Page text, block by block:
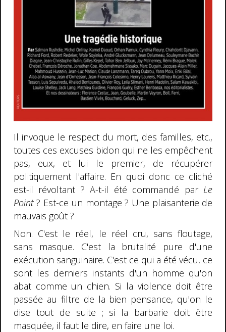
Il invoque le respect du mort, des familles, etc.,
toutes ces excuses bidon qui ne les empêchent
pas, eux, et lui le premier, de récupérer
politiquement l'affaire. En quoi donc ce cliché
est-il révoltant ? A-t-il été commandé par Le
Point? Est-ce un montage ? Une plaisanterie de
mauvais goût ?
Non. C'est le réel, le réel cru, sans floutage,
sans masque. C'est la brutalité pure d'une
exécution sanguinaire. C'est ce qui a été vécu, ce
sont les derniers instants d'un homme qu'on
abat comme un chien. Si la violence doit être
passée au filtre de la bien pensance, qu'on le
dise tout de suite ; si la barbarie doit être
masquée, il faut le dire, en faire une loi.